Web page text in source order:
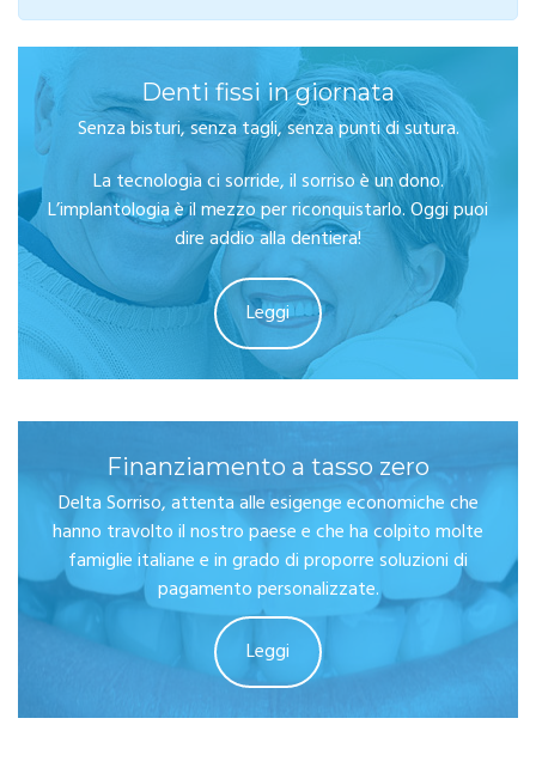
Denti fissi in giornata
Senza bisturi, senza tagli, senza punti di sutura.
La tecnologia ci sorride, il sorriso è un dono.
L’implantologia è il mezzo per riconquistarlo. Oggi puoi
dire addio alla dentiera!
Leggi
Finanziamento a tasso zero
Delta Sorriso, attenta alle esigenge economiche che
hanno travolto il nostro paese e che ha colpito molte
famiglie italiane e in grado di proporre soluzioni di
pagamento personalizzate.
Leggi